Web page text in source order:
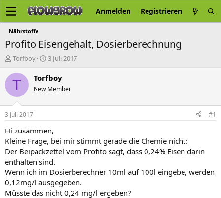
Anmelden Registrieren
Nährstoffe
Profito Eisengehalt, Dosierberechnung
E
s
t
e
r
Torfboy
E
s
e
t
a
m
3 Juli 2017
T Torfboy
New Member
3 Juli 2017 #1
Hi zusammen,
Kleine Frage, bei mir stimmt gerade die Chemie nicht:
Der Beipackzettel vom Profito sagt, dass 0,24% Eisen darin
enthalten sind.
Wenn ich im Dosierberechner 10ml auf 100l eingebe, werden
0,12mg/l ausgegeben.
Müsste das nicht 0,24 mg/l ergeben?